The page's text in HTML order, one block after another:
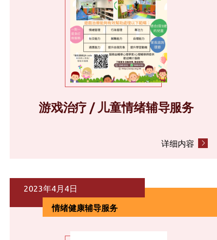
游戏治疗 / 儿童情绪辅导服务
详细内容
2023年4月4日
情绪健康辅导服务